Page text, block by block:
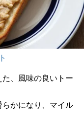
、風味の良いトー
かになり、マイル